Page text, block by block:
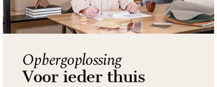
Opbergoplossing
Voor ieder thuis